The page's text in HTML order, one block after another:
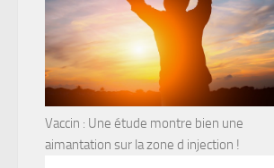
Vaccin : Une étude montre bien une
aimantation sur la zone d injection !